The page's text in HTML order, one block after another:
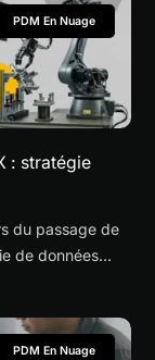
PDM En Nuage
: stratégie
du passage de
de données
PDM En Nuage